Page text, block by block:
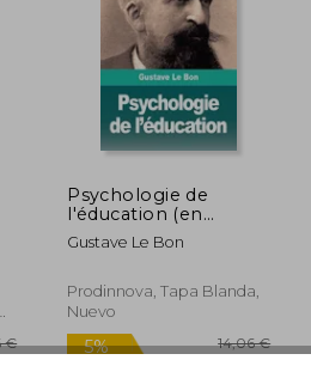
€
5%
dcto.
Psychologie de
l'éducation (en
Francés)
Gustave Le Bon
Prodinnova, Tapa Blanda,
Nuevo